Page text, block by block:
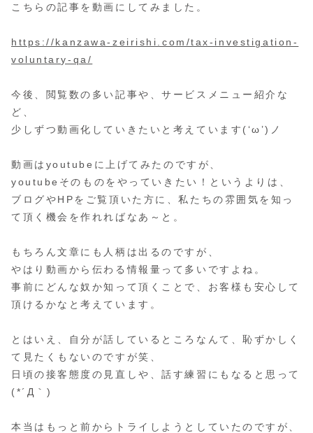
こちらの記事を動画にしてみました。
https://kanzawa-zeirishi.com/tax-investigation-
voluntary-qa/
今後、閲覧数の多い記事や、サービスメニュー紹介な
ど、
少しずつ動画化していきたいと考えています(‘ω’)ノ
動画はyoutubeに上げてみたのですが、
youtubeそのものをやっていきたい！というよりは、
ブログやHPをご覧頂いた方に、私たちの雰囲気を知っ
て頂く機会を作れればなあ～と。
もちろん文章にも人柄は出るのですが、
やはり動画から伝わる情報量って多いですよね。
事前にどんな奴か知って頂くことで、お客様も安心して
頂けるかなと考えています。
とはいえ、自分が話しているところなんて、恥ずかしく
て見たくもないのですが笑、
日頃の接客態度の見直しや、話す練習にもなると思って
(*´Д｀)
本当はもっと前からトライしようとしていたのですが、